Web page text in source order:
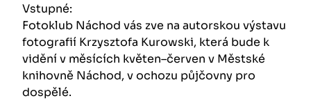
Vstupné:
Fotoklub Náchod vás zve na autorskou výstavu
fotografií Krzysztofa Kurowski, která bude k
vidění v měsících květen–červen v Městské
knihovně Náchod, v ochozu půjčovny pro
dospělé.